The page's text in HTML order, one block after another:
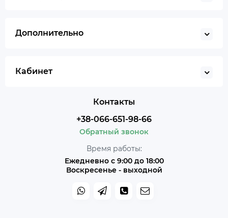
Дополнительно
Кабинет
Контакты
+38-066-651-98-66
Обратный звонок
Время работы:
Ежедневно с 9:00 до 18:00
Воскресенье - выходной